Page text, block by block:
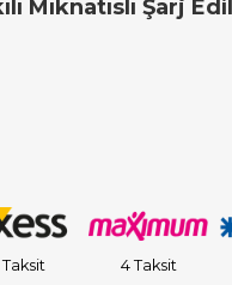
Mıknatıslı Şarj
4 Taksit